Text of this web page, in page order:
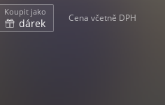
Koupit jako
dárek Cena včetně DPH